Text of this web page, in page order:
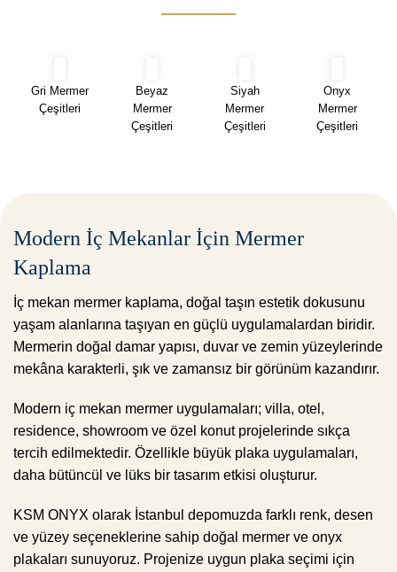
Gri Mermer
Çeşitleri
Beyaz
Mermer
Çeşitleri
Siyah
Mermer
Çeşitleri
Onyx
Mermer
Çeşitleri
Modern İç Mekanlar İçin Mermer
Kaplama
İç mekan mermer kaplama, doğal taşın estetik dokusunu
yaşam alanlarına taşıyan en güçlü uygulamalardan biridir.
Mermerin doğal damar yapısı, duvar ve zemin yüzeylerinde
mekâna karakterli, şık ve zamansız bir görünüm kazandırır.
Modern iç mekan mermer uygulamaları; villa, otel,
residence, showroom ve özel konut projelerinde sıkça
tercih edilmektedir. Özellikle büyük plaka uygulamaları,
daha bütüncül ve lüks bir tasarım etkisi oluşturur.
KSM ONYX olarak İstanbul depomuzda farklı renk, desen
ve yüzey seçeneklerine sahip doğal mermer ve onyx
plakaları sunuyoruz. Projenize uygun plaka seçimi için